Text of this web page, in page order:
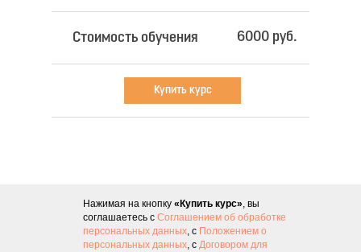
Стоимость обучения 6000 руб.
Купить курс
Нажимая на кнопку «Купить курс», вы
соглашаетесь с Соглашением об обработке
персональных данных, с Положением о
персональных данных, с Договором для